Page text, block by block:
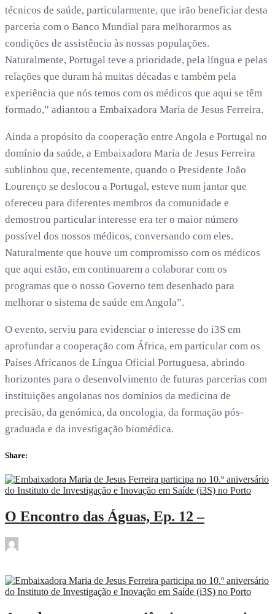
técnicos de saúde, particularmente, que irão beneficiar desta
parceria com o Banco Mundial para melhorarmos as
condições de assistência às nossas populações.
Naturalmente, Portugal teve a prioridade, pela língua e pelas
relações que duram há muitas décadas e também pela
experiência que nós temos com os médicos que aqui se têm
formado,” adiantou a Embaixadora Maria de Jesus Ferreira.
Ainda a propósito da cooperação entre Angola e Portugal no
domínio da saúde, a Embaixadora Maria de Jesus Ferreira
sublinhou que, recentemente, quando o Presidente João
Lourenço se deslocou a Portugal, esteve num jantar que
ofereceu para diferentes membros da comunidade e
demostrou particular interesse era ter o maior número
possível dos nossos médicos, conversando com eles.
Naturalmente que houve um compromisso com os médicos
que aqui estão, em continuarem a colaborar com os
programas que o nosso Governo tem desenhado para
melhorar o sistema de saúde em Angola”.
O evento, serviu para evidenciar o interesse do i3S em
aprofundar a cooperação com África, em particular com os
Países Africanos de Língua Oficial Portuguesa, abrindo
horizontes para o desenvolvimento de futuras parcerias com
instituições angolanas nos domínios da medicina de
precisão, da genómica, da oncologia, da formação pós-
graduada e da investigação biomédica.
Share:
O Encontro das Águas, Ep. 12 –